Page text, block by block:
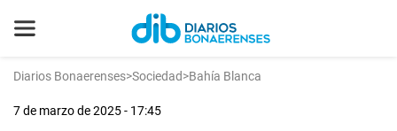
Diarios Bonaerenses>Sociedad>Bahía Blanca
7 de marzo de 2025 - 17:45